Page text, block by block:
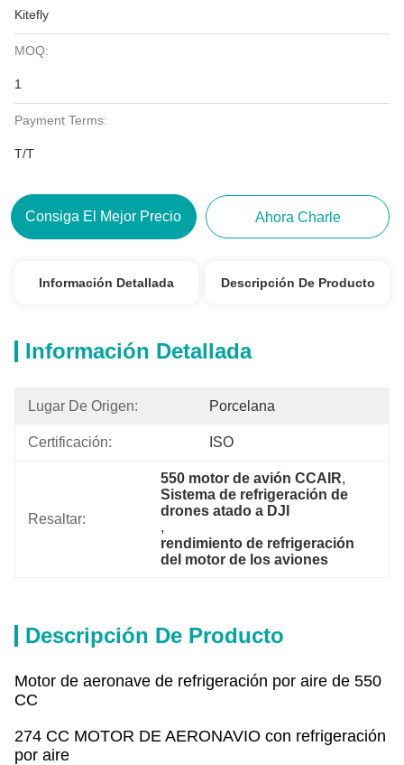
Kitefly
MOQ:
1
Payment Terms:
T/T
Consiga El Mejor Precio Ahora Charle
Información Detallada Descripción De Producto
Información Detallada
Lugar De Origen: Porcelana
Certificación: ISO
Resaltar:
550 motor de avión CCAIR,
Sistema de refrigeración de
drones atado a DJI
,
rendimiento de refrigeración
del motor de los aviones
Descripción De Producto
Motor de aeronave de refrigeración por aire de 550
CC
274 CC MOTOR DE AERONAVIO con refrigeración
por aire